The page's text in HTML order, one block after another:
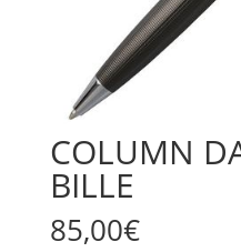
COLUMN
BILLE
85,00€